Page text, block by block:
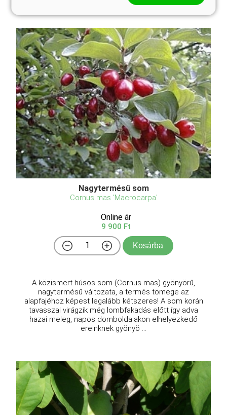
Nagytermésű som
Cornus mas 'Macrocarpa'
Online ár
9 900 Ft
Kosárba
A közismert húsos som (Cornus mas) gyönyörű,
nagytermésű változata, a termés tömege az
alapfajéhoz képest legalább kétszeres! A som korán
tavasszal virágzik még lombfakadás előtt így adva
hazai meleg, napos domboldalakon elhelyezkedő
ereinknek gyönyö ...